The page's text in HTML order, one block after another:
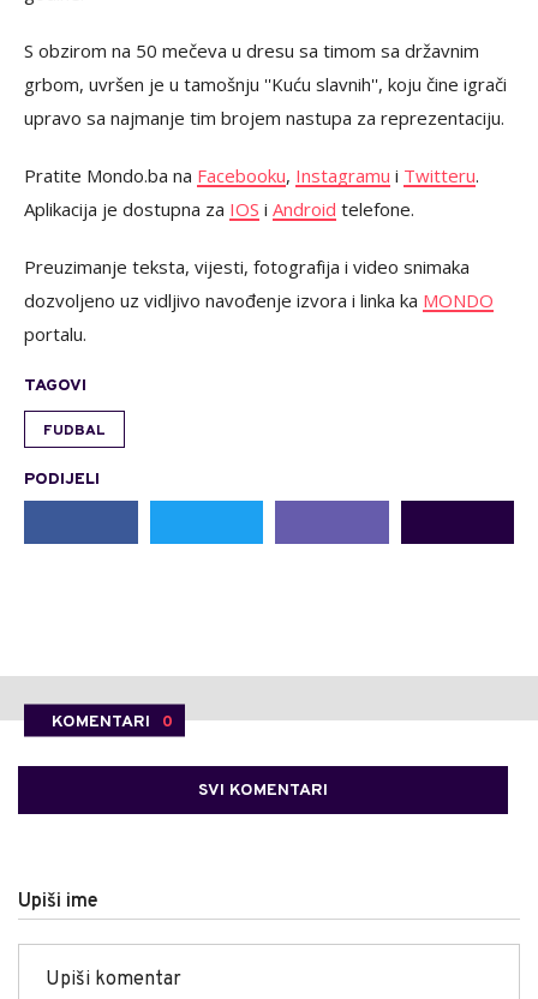
S obzirom na 50 mečeva u dresu sa timom sa državnim
grbom, uvršen je u tamošnju ''Kuću slavnih'', koju čine igrači
upravo sa najmanje tim brojem nastupa za reprezentaciju.
Pratite Mondo.ba na Facebooku, Instagramu i Twitteru.
Aplikacija je dostupna za IOS i Android telefone.
Preuzimanje teksta, vijesti, fotografija i video snimaka
dozvoljeno uz vidljivo navođenje izvora i linka ka MONDO
portalu.
TAGOVI
FUDBAL
PODIJELI
KOMENTARI 0
SVI KOMENTARI
Upiši ime